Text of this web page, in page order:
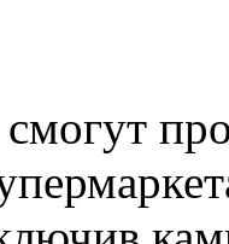
смогут